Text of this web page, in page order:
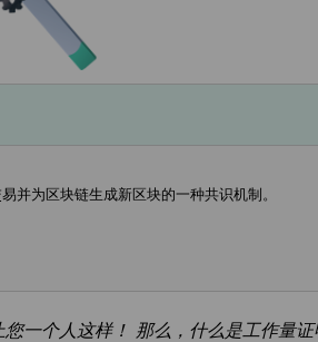
并为区块链生成新区块的一种共识机制。
一个人这样！ 那么，什么是工作量